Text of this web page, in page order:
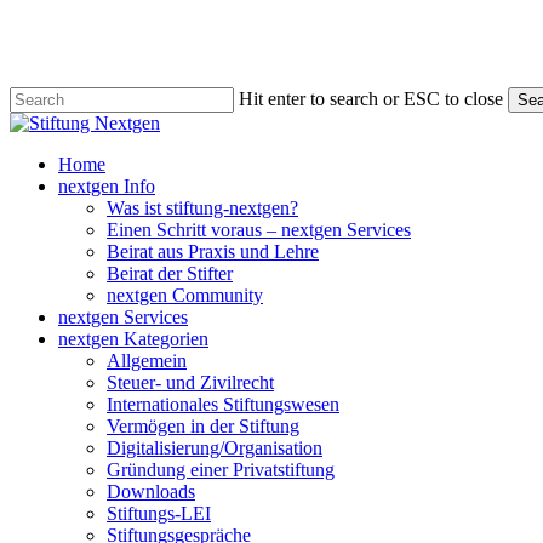
content
Hit enter to search or ESC to close
Close
search
Menu
Home
nextgen Info
Was ist stiftung-nextgen?
Einen Schritt voraus – nextgen Services
Beirat aus Praxis und Lehre
Beirat der Stifter
nextgen Community
nextgen Services
nextgen Kategorien
Allgemein
Steuer- und Zivilrecht
Internationales Stiftungswesen
Vermögen in der Stiftung
Digitalisierung/Organisation
Gründung einer Privatstiftung
Downloads
Stiftungs-LEI
Stiftungsgespräche